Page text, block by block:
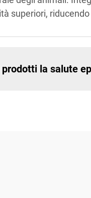
superiori,
la salute